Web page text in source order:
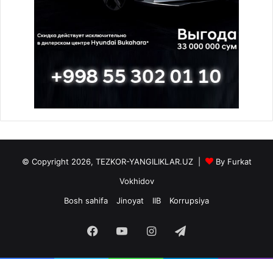
© Copyright 2026, TEZKOR-YANGILIKLAR.UZ |
By Furkat
Vokhidov
Bosh sahifa
Jinoyat IIB Korrupsiya
Facebook
YouTubeInstagramTelegram